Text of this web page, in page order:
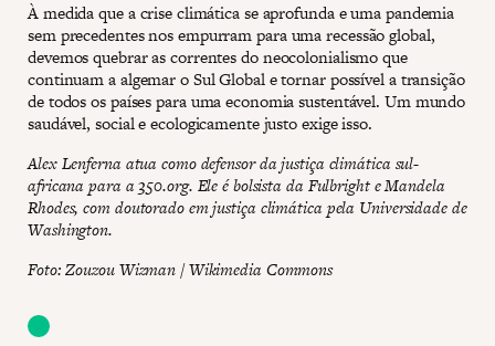
À medida que a crise climática se aprofunda e uma pandemia
sem precedentes nos empurram para uma recessão global,
devemos quebrar as correntes do neocolonialismo que
continuam a algemar o Sul Global e tornar possível a transição
de todos os países para uma economia sustentável. Um mundo
saudável, social e ecologicamente justo exige isso.
Alex Lenferna atua como defensor da justiça climática sul-
africana para a 350.org. Ele é bolsista da Fulbright e Mandela
Rhodes, com doutorado em justiça climática pela Universidade de
Washington.
Foto: Zouzou Wizman / Wikimedia Commons